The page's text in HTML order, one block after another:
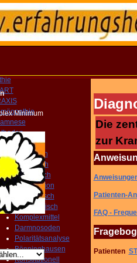
Klinisch
Biologisch
Klassissch
Isopathisch
Kanalisation
Miasmatisch
Toxikologisch
Komplexmittel
Darmnosoden
Polaritätsanalyse
Bönninghausen
Konstitutionell
Minimum
Die
zur
Patienten-
FAQ -
Patienten